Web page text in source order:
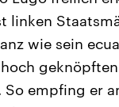
linken
wie sein
empfing er